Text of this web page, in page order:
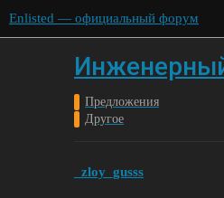
Enlisted — официальный форум
Предложения
Другое
_zloy_gusss